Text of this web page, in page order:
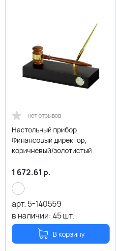
нет отзывов
Настольный прибор
Финансовый директор,
коричневый/золотистый
1 672.61 р.
арт. 5-140559
в наличии:45шт.
В корзину